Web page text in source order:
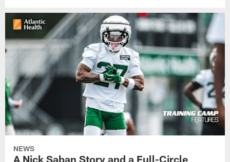
NEWS
A Nick Saban Story and a Full-Circle